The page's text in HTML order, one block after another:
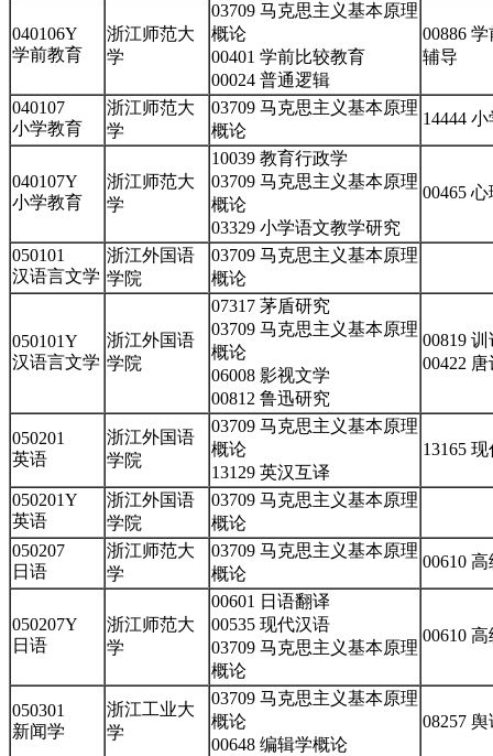
040106Y
学前教育
浙江师范大
学
03709 马克思主义基本原理
概论
00401 学前比较教育
00024 普通逻辑
00886
辅导
040107
小学教育
浙江师范大
学
03709 马克思主义基本原理
概论
14444
040107Y
小学教育
浙江师范大
学
10039 教育行政学
03709 马克思主义基本原理
概论
03329 小学语文教学研究
00465
050101
汉语言文学
浙江外国语
学院
03709 马克思主义基本原理
概论
050101Y
汉语言文学
浙江外国语
学院
07317 茅盾研究
03709 马克思主义基本原理
概论
06008 影视文学
00812 鲁迅研究
00819
00422
050201
英语
浙江外国语
学院
03709 马克思主义基本原理
概论
13129 英汉互译
13165
050201Y
英语
浙江外国语
学院
03709 马克思主义基本原理
概论
050207
日语
浙江师范大
学
03709 马克思主义基本原理
概论
00610
050207Y
日语
浙江师范大
学
00601 日语翻译
00535 现代汉语
03709 马克思主义基本原理
概论
00610
050301
新闻学
浙江工业大
学
03709 马克思主义基本原理
概论
00648 编辑学概论
08257